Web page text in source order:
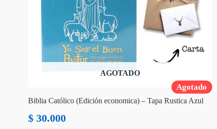
Agotado
AGOTADO
Biblia Católico (Edición economica) – Tapa Rustica Azul
$ 30.000